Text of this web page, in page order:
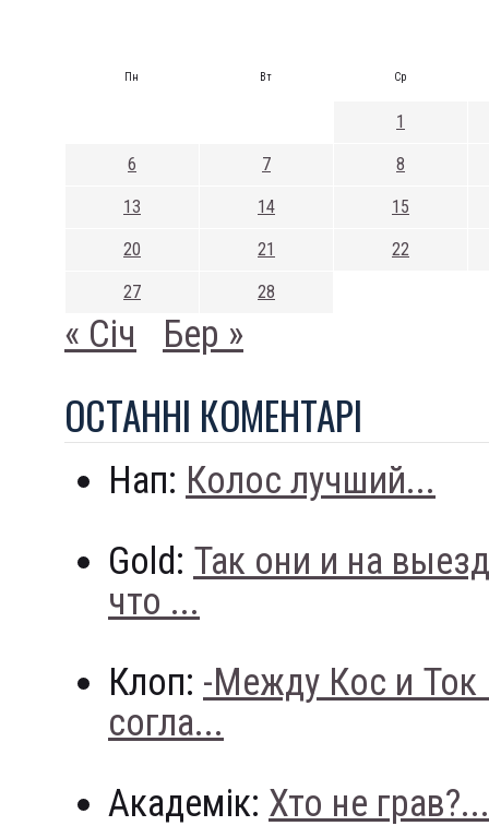
Пн Вт Ср
1
6 7 8
13 14 15
20 21 22
27 28
« Січ Бер »
ОСТАННI КОМЕНТАРI
Нап: Колос лучший...
Gold: Так они и на
что ...
Клоп: -Между Кос и
согла...
Академік: Хто не грав?...